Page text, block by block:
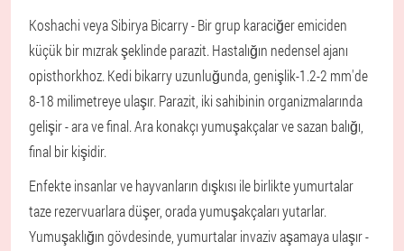
Koshachi veya Sibirya Bicarry - Bir grup karaciğer emiciden
küçük bir mızrak şeklinde parazit. Hastalığın nedensel ajanı
opisthorkhoz. Kedi bikarry uzunluğunda, genişlik-1.2-2 mm'de
8-18 milimetreye ulaşır. Parazit, iki sahibinin organizmalarında
gelişir - ara ve final. Ara konakçı yumuşakçalar ve sazan balığı,
final bir kişidir.
Enfekte insanlar ve hayvanların dışkısı ile birlikte yumurtalar
taze rezervuarlara düşer, orada yumuşakçaları yutarlar.
Yumuşaklığın gövdesinde, yumurtalar invaziv aşamaya ulaşır -